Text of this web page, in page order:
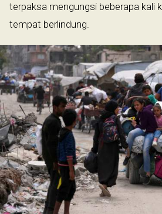
terpaksa mengungsi beberapa kali
tempat berlindung.